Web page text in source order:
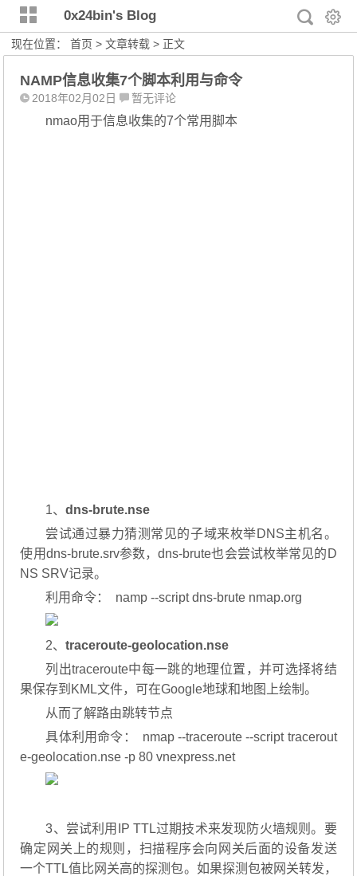
0x24bin's Blog
现在位置：首页 >文章转载 > 正文
NAMP信息收集7个脚本利用与命令
2018年02月02日 暂无评论
nmao用于信息收集的7个常用脚本
1、dns-brute.nse
尝试通过暴力猜测常见的子域来枚举DNS主机名。
使用dns-brute.srv参数，dns-brute也会尝试枚举常见的D
NS SRV记录。
利用命令： namp --script dns-brute nmap.org
2、traceroute-geolocation.nse
列出traceroute中每一跳的地理位置，并可选择将结
果保存到KML文件，可在Google地球和地图上绘制。
从而了解路由跳转节点
具体利用命令： nmap --traceroute --script tracerout
e-geolocation.nse -p 80 vnexpress.net
3、尝试利用IP TTL过期技术来发现防火墙规则。要
确定网关上的规则，扫描程序会向网关后面的设备发送
一个TTL值比网关高的探测包。如果探测包被网关转发，